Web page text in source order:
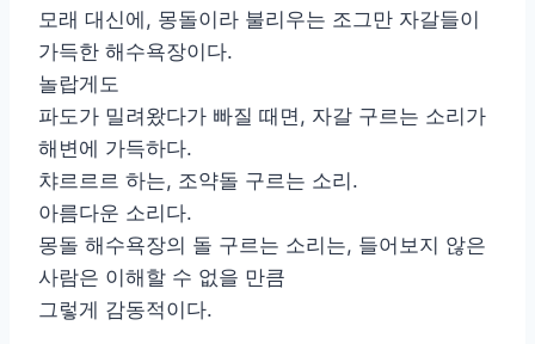
모래 대신에, 몽돌이라 불리우는 조그만 자갈들이
가득한 해수욕장이다.
놀랍게도
파도가 밀려왔다가 빠질 때면, 자갈 구르는 소리가
해변에 가득하다.
챠르르르 하는, 조약돌 구르는 소리.
아름다운 소리다.
몽돌 해수욕장의 돌 구르는 소리는, 들어보지 않은
사람은 이해할 수 없을 만큼
그렇게 감동적이다.